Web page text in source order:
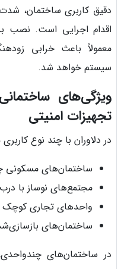
دقیق کاربری ساختمان،
اقدام اجرایی است. نصب
معمولاً باعث خرابی
سیستم خواهد شد.
ویژگی‌های
تجهیزات امنیتی
در دلاوران با چند نوع
ساختمان‌های مسکونی
مجتمع‌های نوساز با
واحدهای تجاری کوچک
ساختمان‌های
در ساختمان‌های